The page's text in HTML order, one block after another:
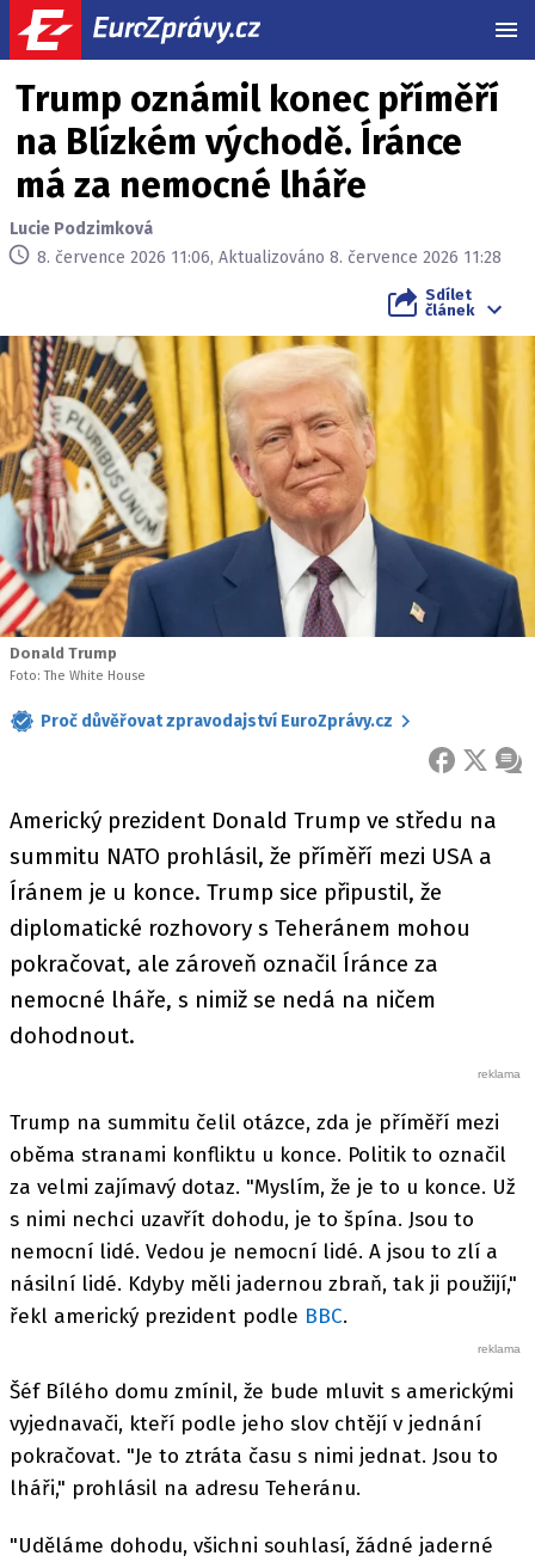
Trump oznámil konec příměří
na Blízkém východě. Íránce
má za nemocné lháře
Lucie Podzimková
8. července 2026 11:06, Aktualizováno 8. července 2026 11:28
Sdílet
článek
Donald Trump
Foto: The White House
Proč důvěřovat zpravodajství EuroZprávy.cz
FACEBOOK
X
Americký prezident Donald Trump ve středu na
summitu NATO prohlásil, že příměří mezi USA a
Íránem je u konce. Trump sice připustil, že
diplomatické rozhovory s Teheránem mohou
pokračovat, ale zároveň označil Íránce za
nemocné lháře, s nimiž se nedá na ničem
dohodnout.
Trump na summitu čelil otázce, zda je příměří mezi
oběma stranami konfliktu u konce. Politik to označil
za velmi zajímavý dotaz. "Myslím, že je to u konce. Už
s nimi nechci uzavřít dohodu, je to špína. Jsou to
nemocní lidé. Vedou je nemocní lidé. A jsou to zlí a
násilní lidé. Kdyby měli jadernou zbraň, tak ji použijí,"
řekl americký prezident podle BBC.
Šéf Bílého domu zmínil, že bude mluvit s americkými
vyjednavači, kteří podle jeho slov chtějí v jednání
pokračovat. "Je to ztráta času s nimi jednat. Jsou to
lháři," prohlásil na adresu Teheránu.
"Uděláme dohodu, všichni souhlasí, žádné jaderné